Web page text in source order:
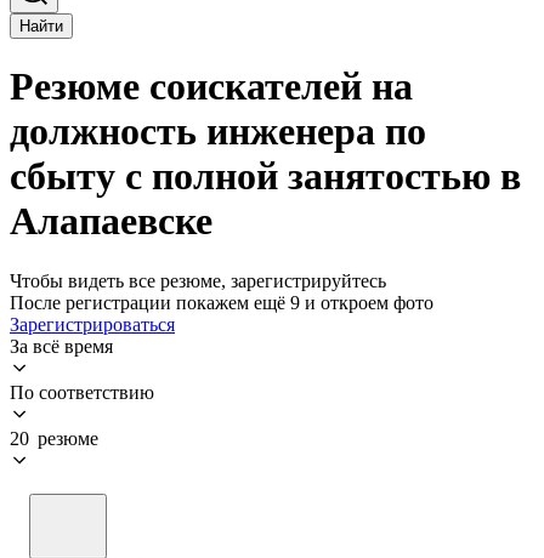
Найти
Резюме соискателей на
должность инженера по
сбыту с полной занятостью в
Алапаевске
Чтобы видеть все резюме, зарегистрируйтесь
После регистрации покажем ещё 9 и откроем фото
Зарегистрироваться
За всё время
По соответствию
20 резюме